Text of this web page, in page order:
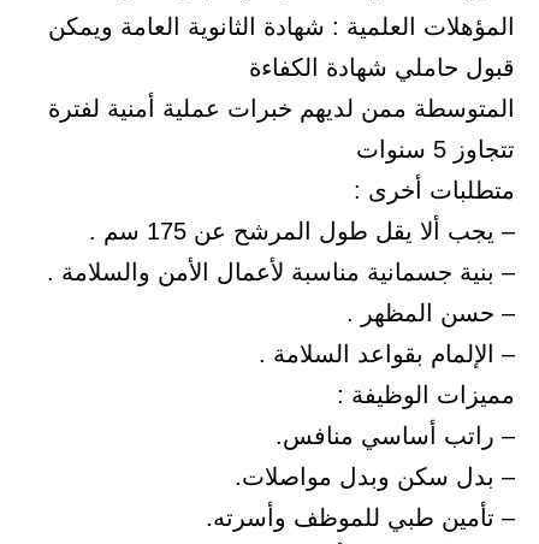
المؤهلات العلمية : شهادة الثانوية العامة ويمكن
قبول حاملي شهادة الكفاءة
المتوسطة ممن لديهم خبرات عملية أمنية لفترة
تتجاوز 5 سنوات
متطلبات أخرى :
– يجب ألا يقل طول المرشح عن 175 سم .
– بنية جسمانية مناسبة لأعمال الأمن والسلامة .
– حسن المظهر .
– الإلمام بقواعد السلامة .
مميزات الوظيفة :
– راتب أساسي منافس.
– بدل سكن وبدل مواصلات.
– تأمين طبي للموظف وأسرته.